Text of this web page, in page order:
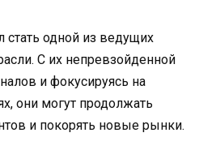
стать одной из ведущих
С их непревзойденной
и фокусируясь на
они могут продолжать
и покорять новые рынки.